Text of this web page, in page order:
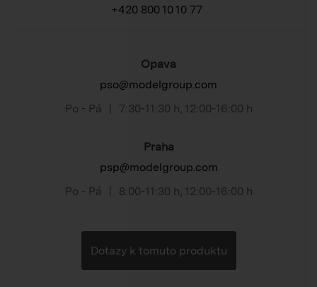
+420 800 10 10 77
Opava
pso@modelgroup.com
Po - Pá
7:30-11:30 h 12:00-16:00 h
Praha
psp@modelgroup.com
Po - Pá
8:00-11:30 h 12:00-16:00 h
Dotazy k tomuto produktu